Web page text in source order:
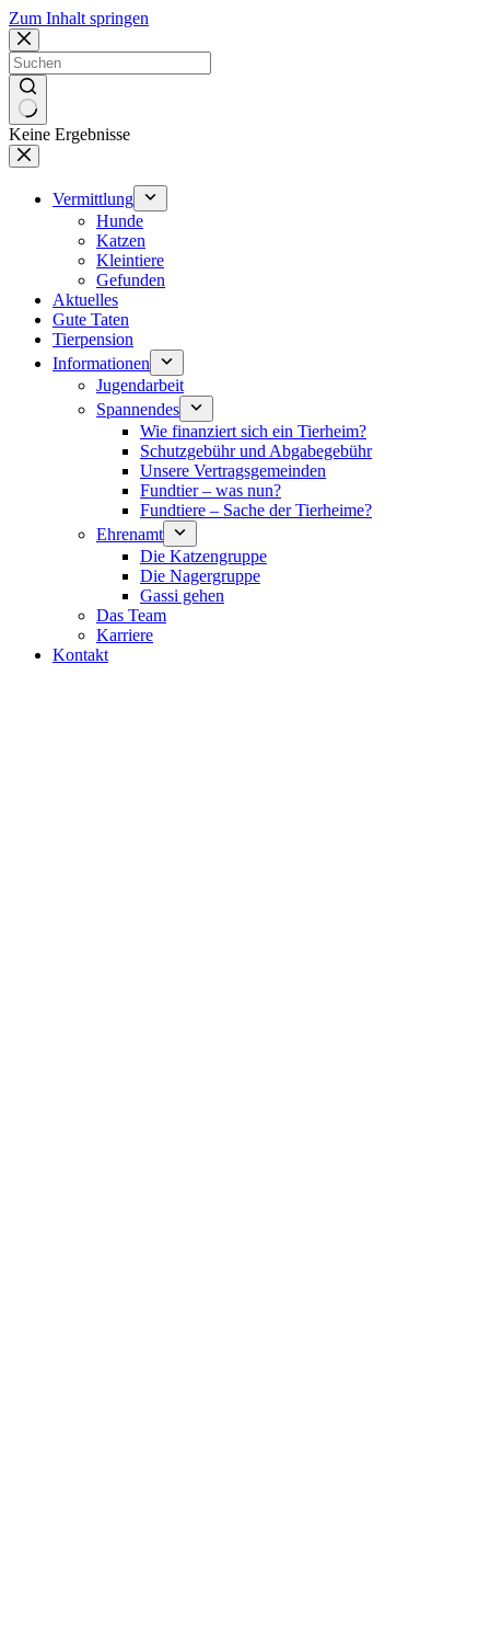
Zum Inhalt springen
Keine Ergebnisse
Vermittlung
Hunde
Katzen
Kleintiere
Gefunden
Aktuelles
Gute Taten
Tierpension
Informationen
Jugendarbeit
Spannendes
Wie finanziert sich ein Tierheim?
Schutzgebühr und Abgabegebühr
Unsere Vertragsgemeinden
Fundtier – was nun?
Fundtiere – Sache der Tierheime?
Ehrenamt
Die Katzengruppe
Die Nagergruppe
Gassi gehen
Das Team
Karriere
Kontakt